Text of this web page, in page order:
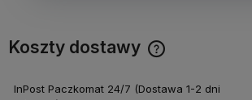
Koszty dostawy
InPost Paczkomat 24/7 (Dostawa 1-2 dni